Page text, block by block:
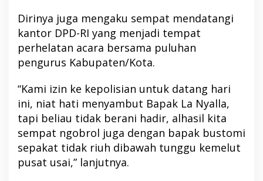
Dirinya juga mengaku sempat mendatangi
kantor DPD-RI yang menjadi tempat
perhelatan acara bersama puluhan
pengurus Kabupaten/Kota.
“Kami izin ke kepolisian untuk datang hari
ini, niat hati menyambut Bapak La Nyalla,
tapi beliau tidak berani hadir, alhasil kita
sempat ngobrol juga dengan bapak bustomi
sepakat tidak riuh dibawah tunggu kemelut
pusat usai,” lanjutnya.